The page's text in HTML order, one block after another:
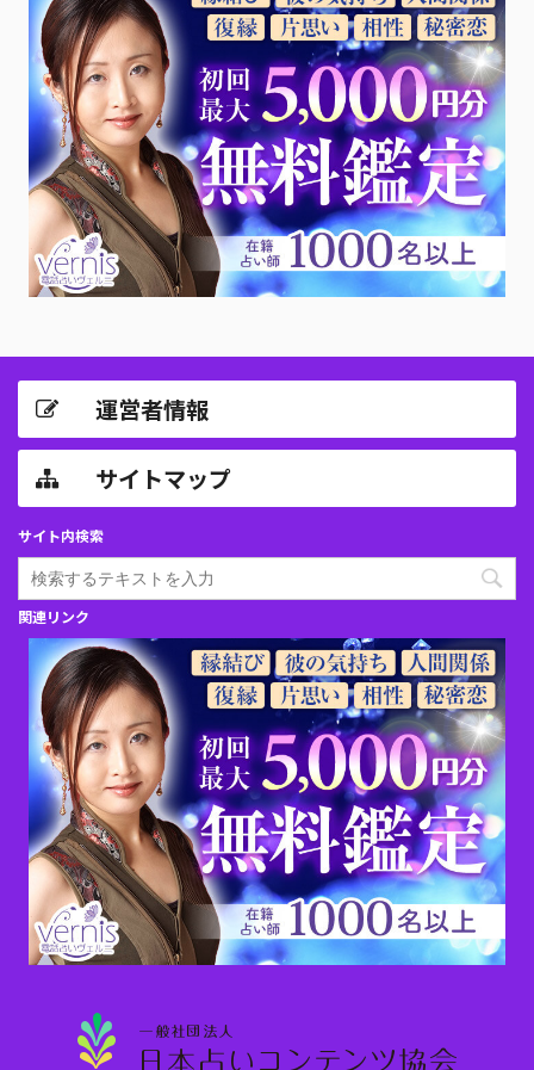
運営者情報
サイトマップ
サイト内検索
関連リンク